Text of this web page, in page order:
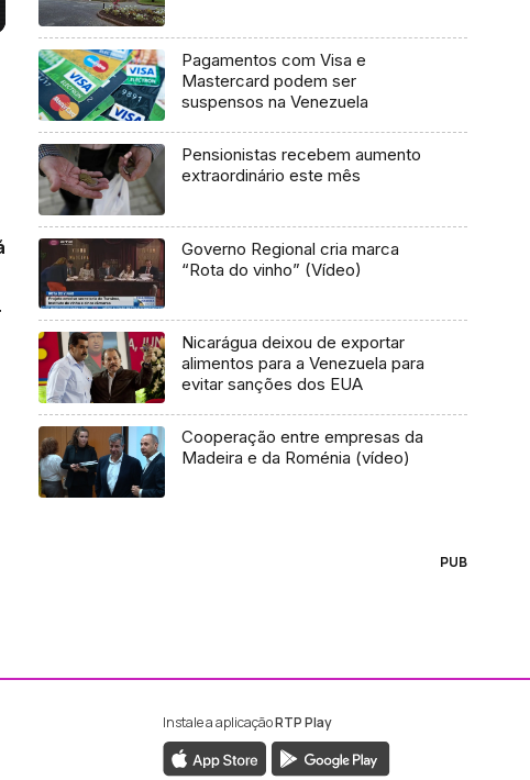
Pagamentos com Visa e
Mastercard podem ser
suspensos na Venezuela
Pensionistas recebem aumento
extraordinário este mês
Governo Regional cria marca
“Rota do vinho” (Vídeo)
Nicarágua deixou de exportar
alimentos para a Venezuela para
evitar sanções dos EUA
Cooperação entre empresas da
Madeira e da Roménia (vídeo)
PUB
da RTP Madeira
Instagram da RTP Madeira
Instale a aplicaçãoRTP Play